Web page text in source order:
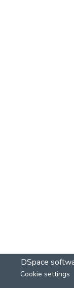
DSpace
Cookie settings